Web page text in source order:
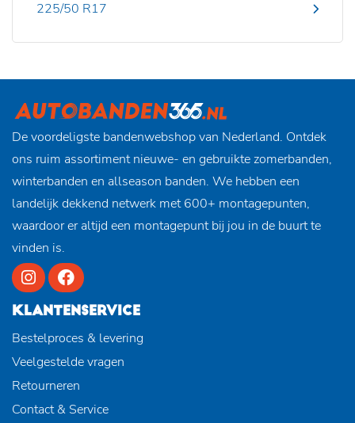
225/50 R17
De voordeligste bandenwebshop van Nederland. Ontdek
ons ruim assortiment nieuwe- en gebruikte zomerbanden,
winterbanden en allseason banden. We hebben een
landelijk dekkend netwerk met 600+ montagepunten,
waardoor er altijd een montagepunt bij jou in de buurt te
vinden is.
KLANTENSERVICE
Bestelproces & levering
Veelgestelde vragen
Retourneren
Contact & Service